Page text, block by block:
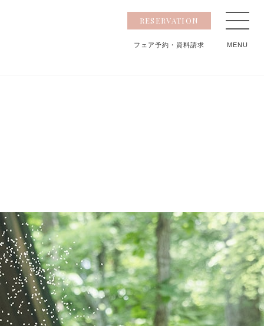
RESERVATION
フェア予約 ・資料請求 MENU